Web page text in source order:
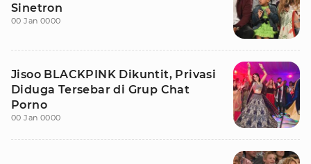
Sinetron
00 Jan 0000
Jisoo BLACKPINK Dikuntit, Privasi
Diduga Tersebar di Grup Chat
Porno
00 Jan 0000